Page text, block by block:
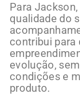
Para
qualidade do
contribui para
evolução,
condições e
produto.